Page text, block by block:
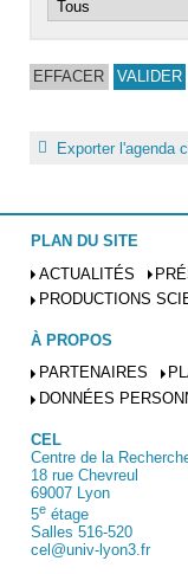
Exporter l'agenda
PLAN DU SITE
ACTUALITÉS
PRODUCTIONS
À PROPOS
PARTENAIRES
DONNÉES
CEL
Centre de la
18 rue Chevreul
69007 Lyon
5e étage
Salles 516-520
cel@univ-lyon3.fr